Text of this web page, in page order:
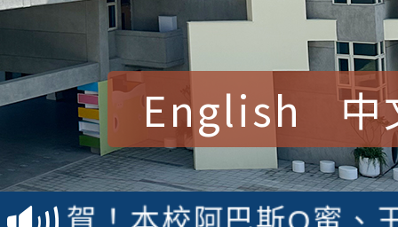
English 中
賀！本校參加桃園市中
賽 洪綺君教師榮獲社
賀！本校阿巴斯O蜜、